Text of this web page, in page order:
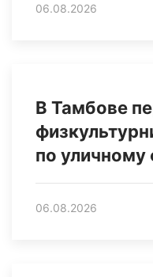
06.08.2026
В Тамбове
по уличному
06.08.2026